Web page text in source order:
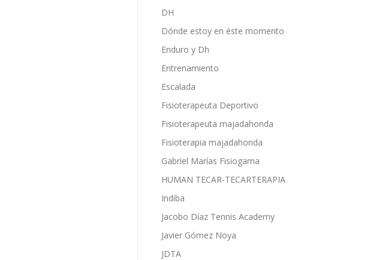
DH
Dónde estoy en éste momento
Enduro y Dh
Entrenamiento
Escalada
Fisioterapeuta Deportivo
Fisioterapeuta majadahonda
Fisioterapia majadahonda
Gabriel Marías Fisiogama
HUMAN TECAR-TECARTERAPIA
Indiba
Jacobo Díaz Tennis Academy
Javier Gómez Noya
JDTA